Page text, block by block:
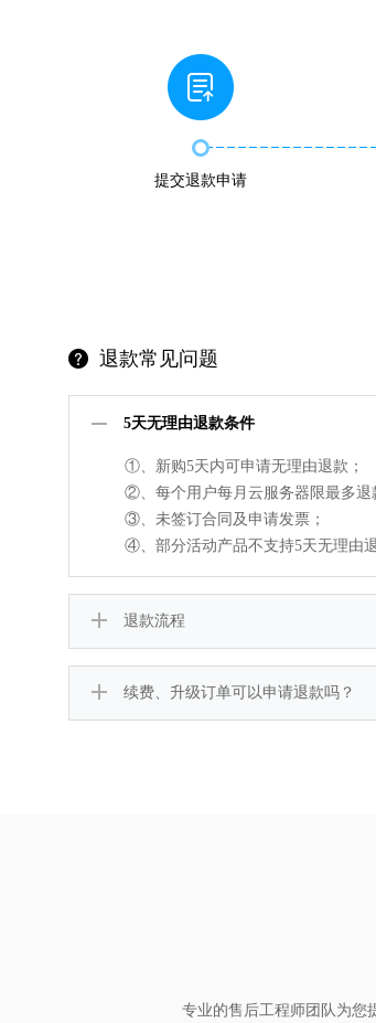
提交退款申请
退款常见问题
5天无理由退款条件
①、新购5天内可申请无理由退款；
②、每个用户每月云服务器限最多退
③、未签订合同及申请发票；
④、部分活动产品不支持5天无理由
退款流程
续费、升级订单可以申请退款吗？
专业的售后工程师团队为您